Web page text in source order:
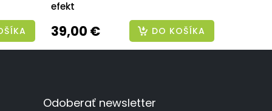
efekt
39,00 € DO KOŠÍKA
Odoberať newsletter